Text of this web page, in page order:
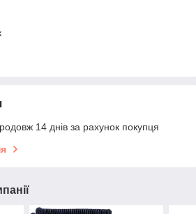
14 днів за рахунок покупця